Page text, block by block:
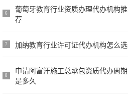
6
葡萄牙教育行业资质办理代办机构推
荐
7 加纳教育行业许可证代办机构怎么选
8
申请阿富汗施工总承包资质代办周期
是多久